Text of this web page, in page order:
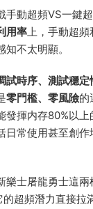
手動超頻VS一鍵
用率上，手動超頻
不太明顯。
試時序、測試穩
零門檻、零風險的
發揮内存80%以
日常使用甚至創作
樂士屠龍勇士這兩
的超頻潛力直接拉